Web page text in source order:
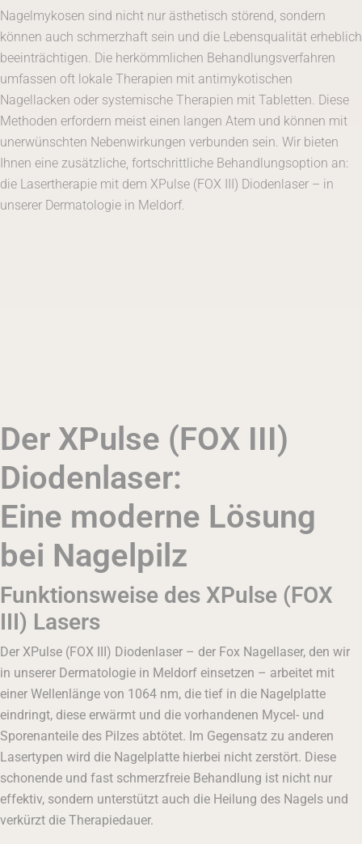
Nagelmykosen sind nicht nur ästhetisch störend, sondern
können auch schmerzhaft sein und die Lebensqualität erheblich
beeinträchtigen. Die herkömmlichen Behandlungsverfahren
umfassen oft lokale Therapien mit antimykotischen
Nagellacken oder systemische Therapien mit Tabletten. Diese
Methoden erfordern meist einen langen Atem und können mit
unerwünschten Nebenwirkungen verbunden sein. Wir bieten
Ihnen eine zusätzliche, fortschrittliche Behandlungsoption an:
die Lasertherapie mit dem XPulse (FOX III) Diodenlaser – in
unserer Dermatologie in Meldorf.
Der XPulse (FOX III)
Diodenlaser:
Eine moderne Lösung
bei Nagelpilz
Funktionsweise des XPulse (FOX
III) Lasers
Der XPulse (FOX III) Diodenlaser – der Fox Nagellaser, den wir
in unserer Dermatologie in Meldorf einsetzen – arbeitet mit
einer Wellenlänge von 1064 nm, die tief in die Nagelplatte
eindringt, diese erwärmt und die vorhandenen Mycel- und
Sporenanteile des Pilzes abtötet. Im Gegensatz zu anderen
Lasertypen wird die Nagelplatte hierbei nicht zerstört. Diese
schonende und fast schmerzfreie Behandlung ist nicht nur
effektiv, sondern unterstützt auch die Heilung des Nagels und
verkürzt die Therapiedauer.